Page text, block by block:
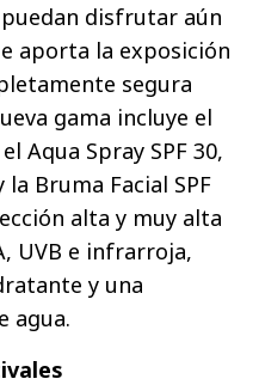
puedan disfrutar aún
aporta la exposición
segura
gama incluye el
Aqua Spray SPF 30,
la Bruma Facial SPF
alta y muy alta
UVB e infrarroja,
y una
agua.